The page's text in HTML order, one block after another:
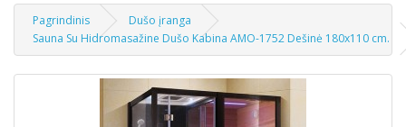
Pagrindinis
Dušo įranga
Sauna Su Hidromasažine Dušo Kabina AMO-1752 Dešinė 180x110 cm.